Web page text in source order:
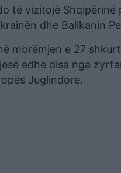
të vizitojë
dhe Ballkanin
mbrëmjen e 27
edhe disa nga
Juglindore.